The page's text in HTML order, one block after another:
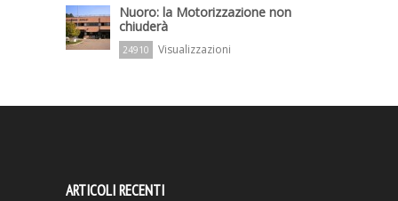
Nuoro: la Motorizzazione non
chiuderà
24910 Visualizzazioni
ARTICOLI RECENTI